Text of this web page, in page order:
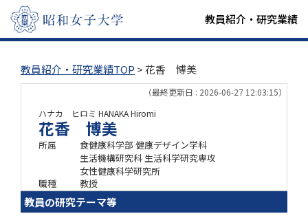
教員紹介・研究業績
教員紹介・研究業績TOP > 花香 博美
（最終更新日 : 2026-06-27 12:03:15）
ハナカ ヒロミ HANAKA Hiromi
花香 博美
所属
食健康科学部 健康デザイン学科
生活機構研究科 生活科学研究専攻
女性健康科学研究所
職種
教授
教員の研究テーマ等